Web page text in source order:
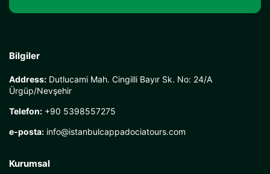
Bilgiler
Address: Dutlucami Mah. Cingilli Bayır Sk. No: 24/A
Ürgüp/Nevşehir
Telefon: +90 5398557275
e-posta: info@istanbulcappadociatours.com
Kurumsal